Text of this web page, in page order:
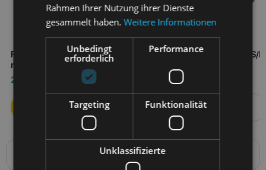
FÜR FAN-HAUSTIERE batman
mackintosh l
28,50
AC/DC Halsband Größe S/M
12,70 €
Weiterlesen
Produktbeschreibung
Rahmen Ihrer Nutzung ihrer Dienste
gesammelt haben.Weitere Informationen
Unbedingt
erforderlich
Performance
Targeting Funktionalität
Unklassifizierte